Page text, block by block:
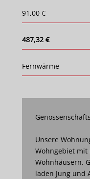
91,00 €
487,32 €
Fernwärme
Unsere
Wohngebiet mit
Wohnhäusern.
laden Jung und